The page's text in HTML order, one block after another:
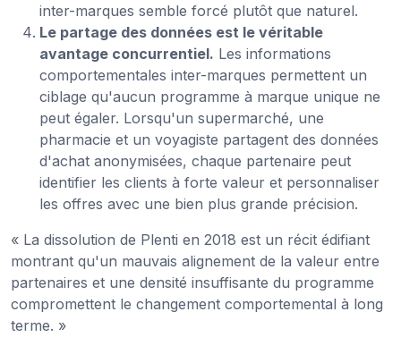
inter-marques semble forcé plutôt que naturel.
Le partage des données est le véritable
avantage concurrentiel. Les informations
comportementales inter-marques permettent un
ciblage qu'aucun programme à marque unique ne
peut égaler. Lorsqu'un supermarché, une
pharmacie et un voyagiste partagent des données
d'achat anonymisées, chaque partenaire peut
identifier les clients à forte valeur et personnaliser
les offres avec une bien plus grande précision.
« La dissolution de Plenti en 2018 est un récit édifiant
montrant qu'un mauvais alignement de la valeur entre
partenaires et une densité insuffisante du programme
compromettent le changement comportemental à long
terme. »